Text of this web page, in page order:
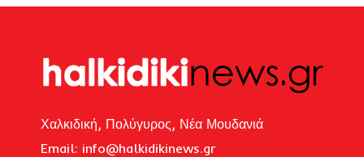
Χαλκιδική, Πολύγυρος, Νέα Μουδανιά
Email: info@halkidikinews.gr